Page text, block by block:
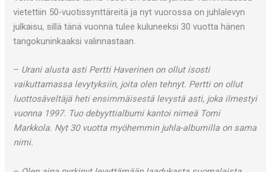
vietettiin 50-vuotissynttäreitä ja nyt vuorossa on juhlalevyn
julkaisu, sillä tänä vuonna tulee kuluneeksi 30 vuotta hänen
tangokuninkaaksi valinnastaan.
– Urani alusta asti Pertti Haverinen on ollut isosti
vaikuttamassa levytyksiin, joita olen tehnyt. Pertti on ollut
luottosäveltäjä heti ensimmäisestä levystä asti, joka ilmestyi
vuonna 1997. Tuo debyyttialbumi kantoi nimeä Tomi
Markkola. Nyt 30 vuotta myöhemmin juhla-albumilla on sama
nimi.